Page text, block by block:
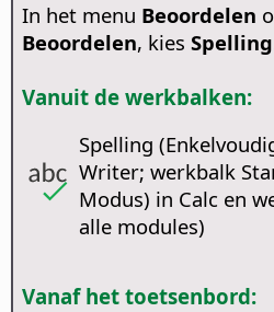
In het menu Beoordelen
Beoordelen, kies Spelling
Vanuit de werkbalken:
Spelling
Writer; werkbalk
Modus) in Calc en
alle modules)
Vanaf het toetsenbord: